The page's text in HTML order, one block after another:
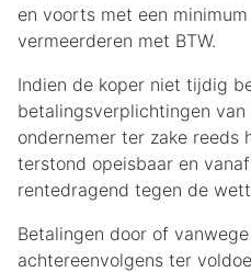
en voorts met een
vermeerderen met BTW.
Indien de koper niet tijdig
betalingsverplichtingen
ondernemer ter zake reeds
terstond opeisbaar en
rentedragend tegen de
Betalingen door of
achtereenvolgens ter